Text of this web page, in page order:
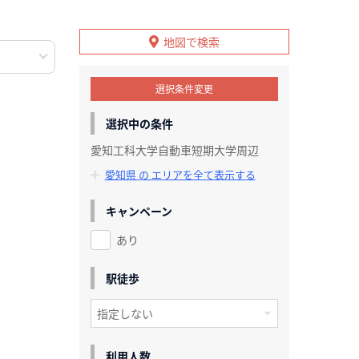
地図で検索
選択条件変更
選択中の条件
愛知工科大学自動車短期大学周辺
愛知県 の エリアを全て表示する
キャンペーン
あり
駅徒歩
利用人数